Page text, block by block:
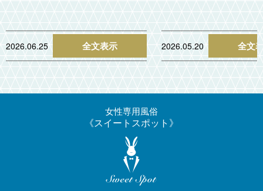
2026.06.25 全文表示 2026.05.20 全文
女性専用風俗
スイートスポット